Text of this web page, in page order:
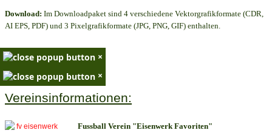
Download: Im Downloadpaket sind 4 verschiedene Vektorgrafikformate (CDR,
AI EPS, PDF) und 3 Pixelgrafikformate (JPG, PNG, GIF) enthalten.
×
×
Vereinsinformationen:
Fussball Verein "Eisenwerk Favoriten"